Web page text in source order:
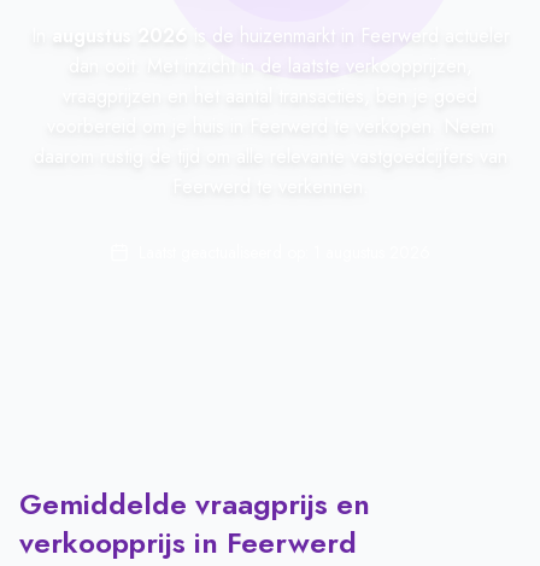
is de huizenmarkt in Feerwerd actueler
dan ooit. Met inzicht in de laatste verkoopprijzen,
Gemiddelde vraagprijs en
verkoopprijs in Feerwerd